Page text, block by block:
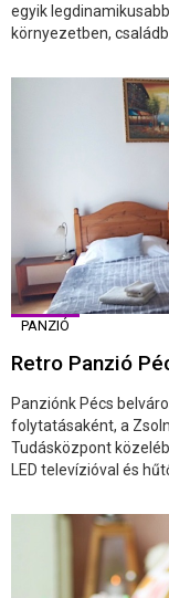
egyik
környezetben,
PANZIÓ
Retro Panzió
Panziónk Pécs
folytatásaként, a
Tudásközpont
LED televízióval és